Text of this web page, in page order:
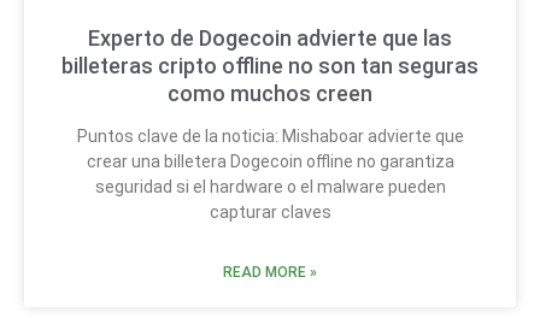
Experto de Dogecoin advierte que las
billeteras cripto offline no son tan seguras
como muchos creen
Puntos clave de la noticia: Mishaboar advierte que
crear una billetera Dogecoin offline no garantiza
seguridad si el hardware o el malware pueden
capturar claves
READ MORE »